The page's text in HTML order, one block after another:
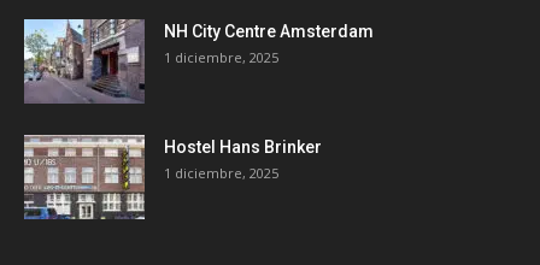
NH City Centre Amsterdam
1 diciembre, 2025
Hostel Hans Brinker
1 diciembre, 2025